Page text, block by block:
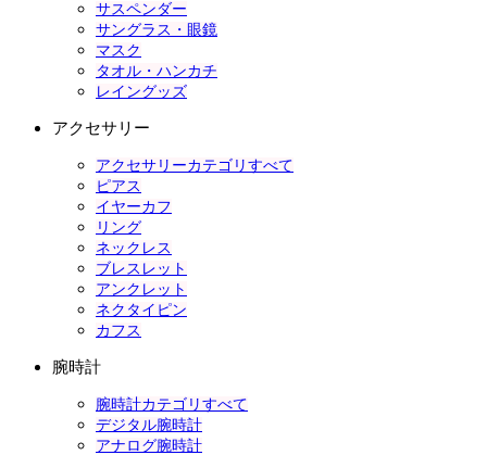
サスペンダー
サングラス・眼鏡
マスク
タオル・ハンカチ
レイングッズ
アクセサリー
アクセサリーカテゴリすべて
ピアス
イヤーカフ
リング
ネックレス
ブレスレット
アンクレット
ネクタイピン
カフス
腕時計
腕時計カテゴリすべて
デジタル腕時計
アナログ腕時計